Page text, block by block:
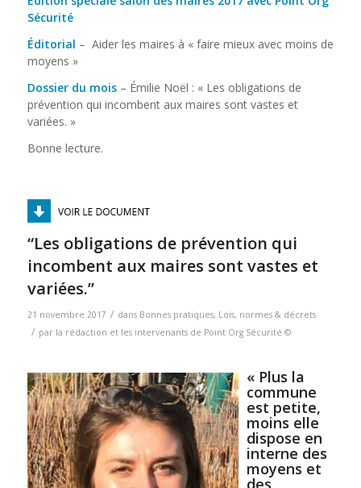
Sécurité
Éditorial – Aider les maires à « faire mieux avec moins de
moyens »
Dossier du mois– Émilie Noël : « Les obligations de
prévention qui incombent aux maires sont vastes et
variées. »
Bonne lecture.
“Les obligations de prévention qui
incombent aux maires sont vastes et
variées.”
21 novembre 2017 / dans Bonnes pratiques, Lois, normes & décrets
/ par la rédaction et les intervenants de Point Org Sécurité ©
« Plus la
commune
est petite,
moins elle
dispose en
interne des
moyens et